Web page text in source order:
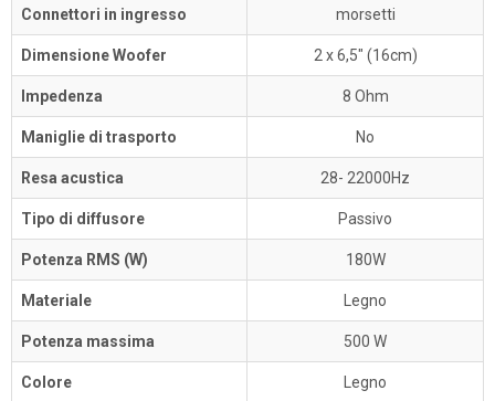
Connettori in ingresso morsetti
Dimensione Woofer 2 x 6,5" (16cm)
Impedenza 8 Ohm
Maniglie di trasporto No
Resa acustica 28- 22000Hz
Tipo di diffusore Passivo
Potenza RMS (W) 180W
Materiale Legno
Potenza massima 500 W
Colore Legno